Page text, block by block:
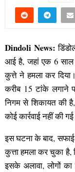
Dindoli News:
आई है, जहां एक 6
कुत्ते ने हमला कर
करीब 15 टांके लगाने
निगम से शिकायत की
कोई कार्रवाई नहीं की
इस घटना के बाद,
कुत्ता हमला कर चुका है,
इसके अलावा, लोगों